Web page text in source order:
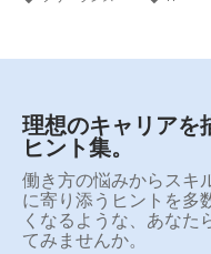
理想のキャリアを
ヒント集。
働き方の悩みからスキ
に寄り添うヒントを多
くなるような、あなた
てみませんか。